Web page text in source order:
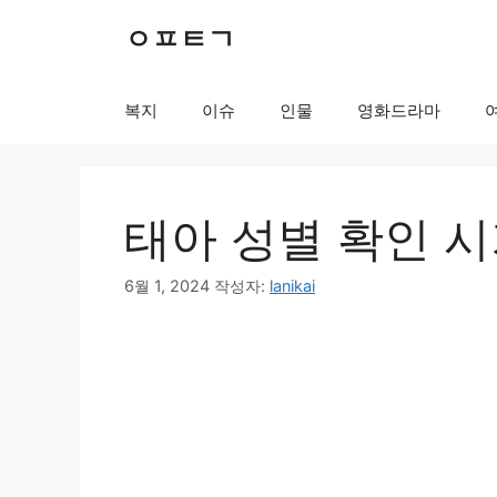
ㅇㅍㅌㄱ
복지 이슈 인물 영화드라마
태아 성별 확인
6월 1, 2024 작성자: lanikai